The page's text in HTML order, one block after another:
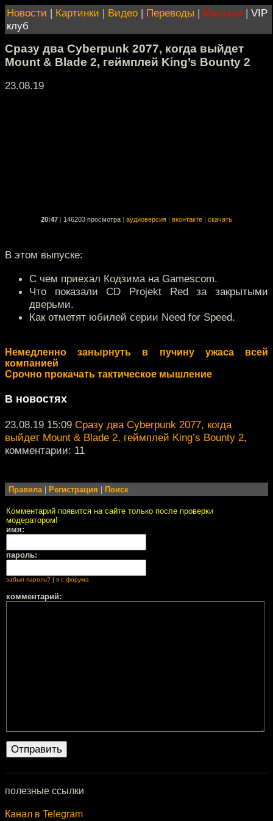
Новости | Картинки | Видео | Переводы | Магазин | VIP
клуб
Сразу два Cyberpunk 2077, когда выйдет
Mount & Blade 2, геймплей King’s Bounty 2
23.08.19
20:47 146203 просмотра аудиоверсия вконтакте скачать
В этом выпуске:
С чем приехал Кодзима на Gamescom.
Что показали CD Projekt Red за закрытыми
дверьми.
Как отметят юбилей серии Need for Speed.
Немедленно занырнуть в пучину ужаса всей
компанией
Срочно прокачать тактическое мышление
В новостях
23.08.19 15:09 Сразу два Cyberpunk 2077, когда
выйдет Mount & Blade 2, геймплей King’s Bounty 2,
комментарии: 11
Правила| Регистрация Поиск
Комментарий появится на сайте только после проверки
модератором!
имя:
пароль:
забыл пароль? | я с форума
комментарий:
полезные ссылки
Канал в Telegram